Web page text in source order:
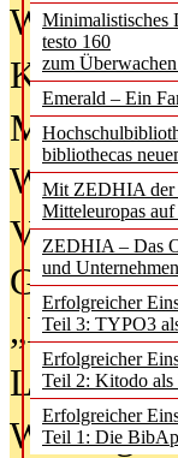
Minimalistisches
testo 160
zum
Emerald – Ein
bibliothecas
Mit ZEDHIA der
Mitteleuropas
ZEDHIA – Das
und
Erfolgreicher
Teil 3: TYPO3
Erfolgreicher
Teil 2: Kitodo als
Erfolgreicher
Teil 1: Die
Was
Kinder in
Wenn
Von
„Library
Lesen als
Wie